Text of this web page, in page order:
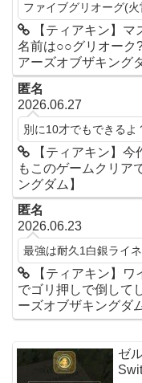
ファイブグリオーグ(
【ティアキン】
名前は○○グリオーク
アーズオブザキング
匿名
2026.06.27
別に10才でもできるよ
【ティアキン】
もこのゲームクリア
ングダム】
匿名
2026.06.23
最強は耐久1白銀ライ
【ティアキン】
でゴリ押しで倒して
ーズオブザキングダ
ゼ